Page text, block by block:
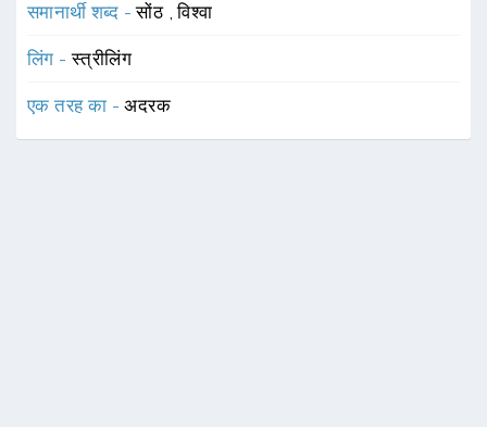
समानार्थी शब्द -सोंठ ,विश्वा
लिंग -स्त्रीलिंग
एक तरह का -अदरक